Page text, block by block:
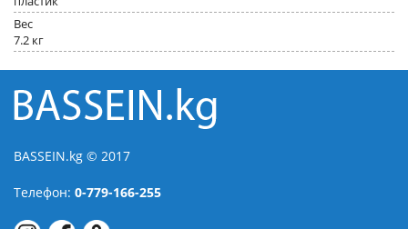
Вес
7.2 кг
BASSEIN.kg © 2017
Телефон: 0-779-166-255